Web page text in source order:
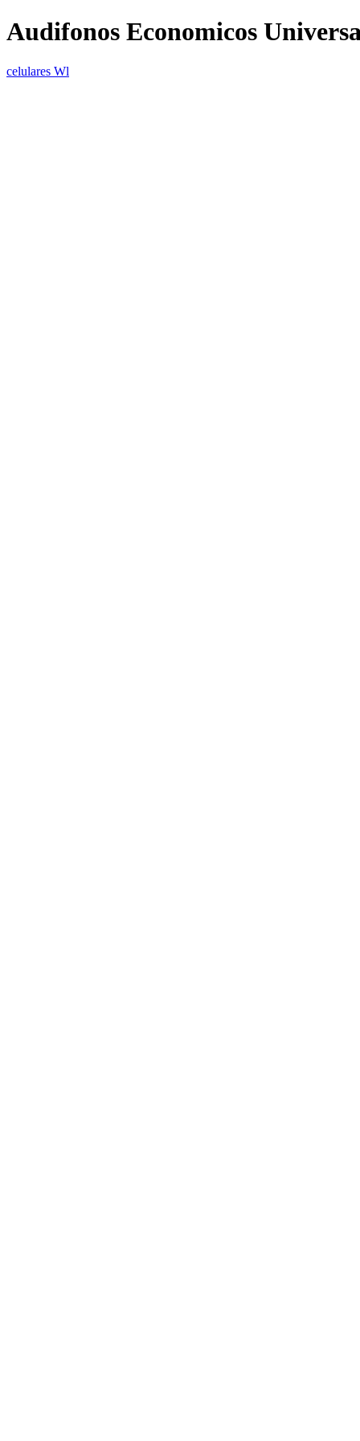
Audifonos Economicos
celulares Wl